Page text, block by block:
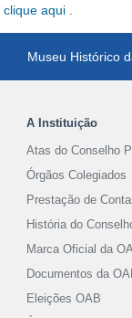
clique aqui .
Museu Histórico
A Instituição
Atas do Conselho
Órgãos Colegiados
Prestação de
História do
Marca Oficial da
Documentos da
Eleições OAB